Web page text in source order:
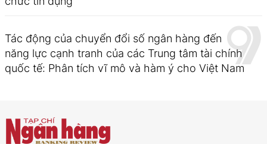
Tác động của chuyển đổi số ngân hàng đến
năng lực cạnh tranh của các Trung tâm tài chính
quốc tế: Phân tích vĩ mô và hàm ý cho Việt Nam